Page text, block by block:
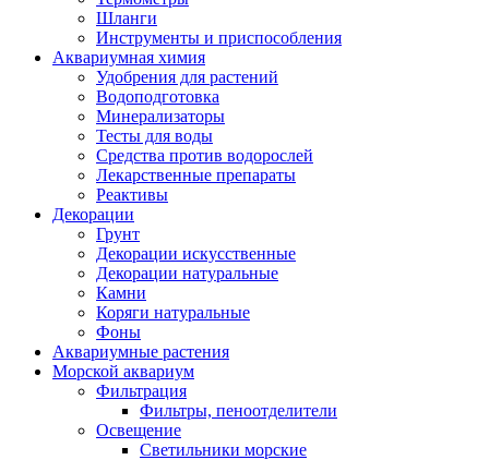
Шланги
Инструменты и приспособления
Аквариумная химия
Удобрения для растений
Водоподготовка
Минерализаторы
Тесты для воды
Средства против водорослей
Лекарственные препараты
Реактивы
Декорации
Грунт
Декорации искусственные
Декорации натуральные
Камни
Коряги натуральные
Фоны
Аквариумные растения
Морской аквариум
Фильтрация
Фильтры, пеноотделители
Освещение
Светильники морские